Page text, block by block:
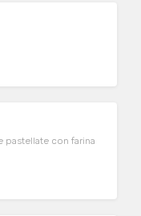
pastellate con farina